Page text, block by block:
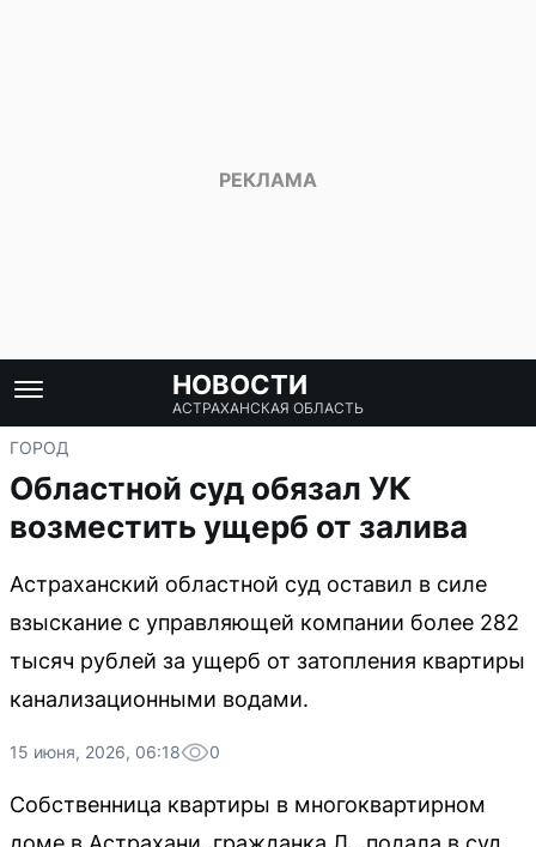
НОВОСТИ
АСТРАХАНСКАЯ ОБЛАСТЬ
ГОРОД
Областной суд обязал УК
возместить ущерб от залива
Астраханский областной суд оставил в силе
взыскание с управляющей компании более 282
тысяч рублей за ущерб от затопления квартиры
канализационными водами.
15 июня, 2026, 06:18 0
Собственница квартиры в многоквартирном